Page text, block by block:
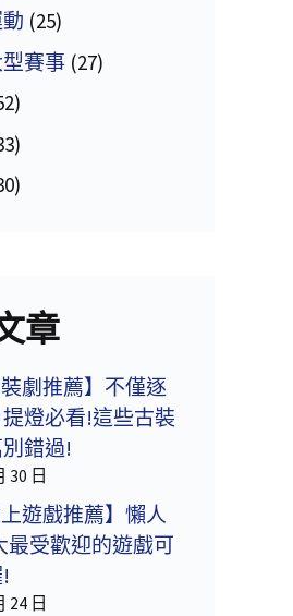
(25)
賽事 (27)
章
裝劇推薦】不僅逐
燈必看!這些古裝
錯過!
30 日
上遊戲推薦】懶人
最受歡迎的遊戲可
24 日